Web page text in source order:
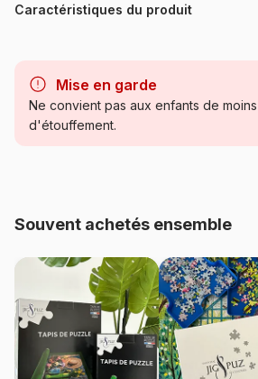
Caractéristiques du produit
Catégorie Puzzles
Référence
EAN
Nombre de pièces 48 pièces
Mise en garde
Ne convient pas aux enfants de
d'étouffement.
Souvent achetés ensemble